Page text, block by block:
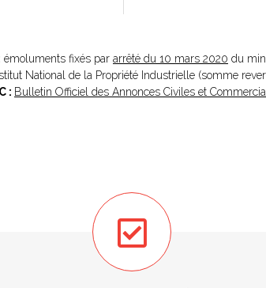
émoluments fixés par arrêté du 10 mars 2020 du
National de la Propriété Industrielle (somme
: Bulletin Officiel des Annonces Civiles et